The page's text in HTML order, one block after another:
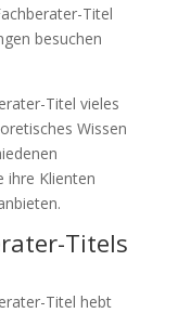
Titel
besuchen
Titel vieles
Wissen
ihre Klienten
Titels
Titel hebt